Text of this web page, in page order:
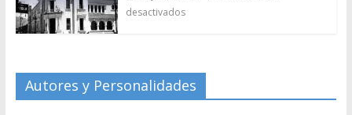
desactivados
Autores y Personalidades